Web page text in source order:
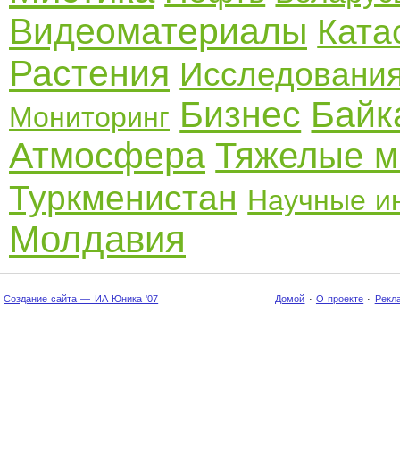
Видеоматериалы
Растения
Мониторинг Бизнес
Атмосфера Тяжелые
Туркменистан Научные
Молдавия
Создание сайта — ИА Юника '07 Домой · О проекте ·